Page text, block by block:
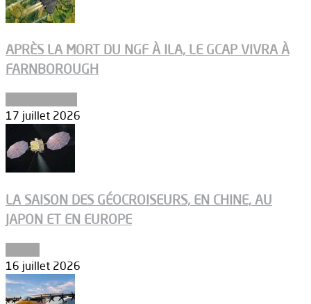
APRÈS LA MORT DU NGF À ILA, LE GCAP VIVRA À
FARNBOROUGH
17 juillet 2026
LA SAISON DES GÉOCROISEURS, EN CHINE, AU
JAPON ET EN EUROPE
16 juillet 2026